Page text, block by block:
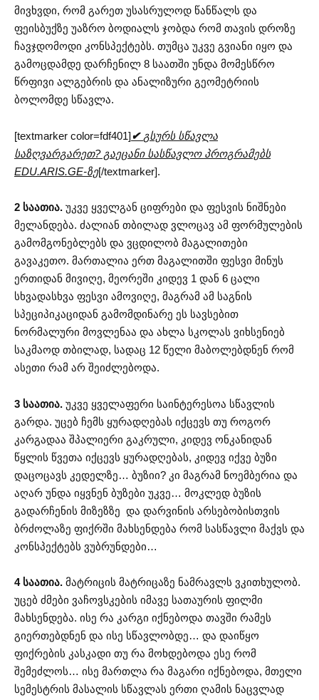
მივხვდი, რომ გარეთ უსასრულოდ წანწალს და
ფეისბუქზე უაზრო ბოდიალს ჯობდა რომ თავის დროზე
ჩავჯდომოდი კონსპექტებს. თუმცა უკვე გვიანი იყო და
გამოცდამდე დარჩენილ 8 საათში უნდა მომესწრო
წრფივი ალგებრის და ანალიზური გეომეტრიის
ბოლომდე სწავლა.
[textmarker color=fdf401]✔ გსურს სწავლა
საზღვარგარეთ? გაეცანი სასწავლო პროგრამებს
EDU.ARIS.GE-ზე[/textmarker].
2 საათია. უკვე ყველგან ციფრები და ფესვის ნიშნები
მელანდება. ძალიან თბილად ვლოცავ ამ ფორმულების
გამომგონებლებს და ვცდილობ მაგალითები
გავაკეთო. მართალია ერთ მაგალითში ფესვი მინუს
ერთიდან მივიღე, მეორეში კიდევ 1 დან 6 ცალი
სხვადასხვა ფესვი ამოვიღე, მაგრამ ამ საგნის
სპეციპიკაციდან გამომდინარე ეს სავსებით
ნორმალური მოვლენაა და ახლა სკოლას ვიხსენიებ
საკმაოდ თბილად, სადაც 12 წელი მაბოლებდნენ რომ
ასეთი რამ არ შეიძლებოდა.
3 საათია. უკვე ყველაფერი საინტერესოა სწავლის
გარდა. უცებ ჩემს ყურადღებას იქცევს თუ როგორ
კარგადაა შპალიერი გაკრული, კიდევ ონკანიდან
წყლის წვეთა იქცევს ყურადღებას, კიდევ იქვე ბუზი
დაცოცავს კედელზე… ბუზიი? კი მაგრამ ნოემბერია და
აღარ უნდა იყვნენ ბუზები უკვე… მოკლედ ბუზის
გადარჩენის მიზეზზე და დარვინის არსებობისთვის
ბრძოლაზე ფიქრში მახსენდება რომ სასწავლი მაქვს და
კონსპექტებს ვუბრუნდები…
4 საათია. მატრიცის მატრიცაზე ნამრავლს ვკითხულობ.
უცებ ძმები ვაჩოვსკების იმავე სათაურის ფილმი
მახსენდება. ისე რა კარგი იქნებოდა თავში რამეს
გიერთებდნენ და ისე სწავლობდე… და დაიწყო
ფიქრების კასკადი თუ რა მოხდებოდა ესე რომ
შემეძლოს… ისე მართლა რა მაგარი იქნებოდა, მთელი
სემესტრის მასალის სწავლას ერთი ღამის ნაცვლად